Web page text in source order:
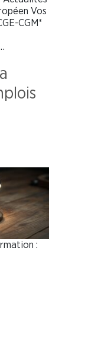
Vos
CGM*
: